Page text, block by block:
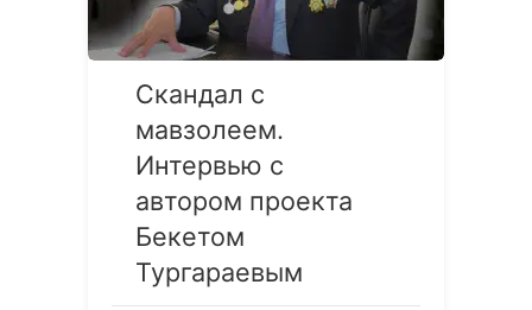
Скандал с
мавзолеем.
Интервью с
автором проекта
Бекетом
Тургараевым